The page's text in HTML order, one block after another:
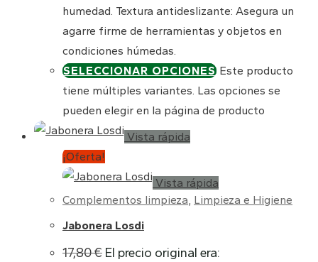
humedad. Textura antideslizante: Asegura un
agarre firme de herramientas y objetos en
condiciones húmedas.
SELECCIONAR OPCIONES Este producto
tiene múltiples variantes. Las opciones se
pueden elegir en la página de producto
Vista rápida
¡Oferta!
Vista rápida
Complementos limpieza, Limpieza e Higiene
Jabonera Losdi
17,80€ El precio original era: